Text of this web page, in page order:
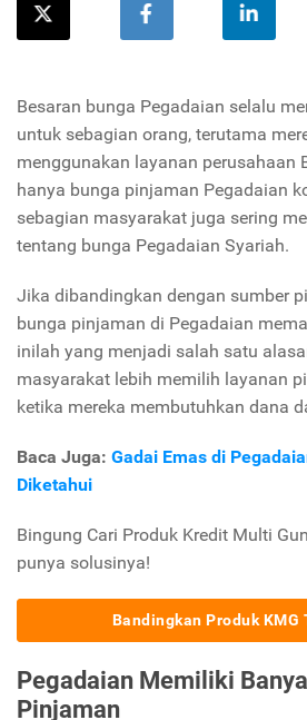
Besaran bunga Pegadaian selalu
untuk sebagian orang, terutama
menggunakan layanan perusahaan
hanya bunga pinjaman Pegadaian
sebagian masyarakat juga sering
tentang bunga Pegadaian Syariah.
Jika dibandingkan dengan sumber
bunga pinjaman di Pegadaian
inilah yang menjadi salah satu
masyarakat lebih memilih layanan
ketika mereka membutuhkan dana
Baca Juga: Gadai Emas di
Diketahui
Bingung Cari Produk Kredit Multi
punya solusinya!
Bandingkan Produk KMG
Pegadaian Memiliki
Pinjaman